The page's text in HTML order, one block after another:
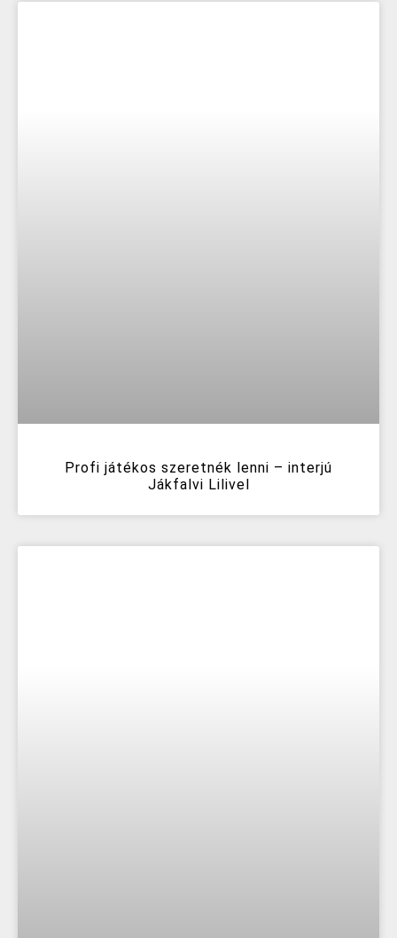
Profi játékos szeretnék lenni – interjú
Jákfalvi Lilivel